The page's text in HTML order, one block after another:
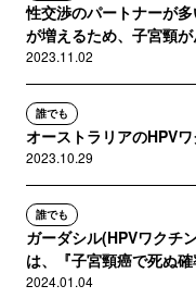
性交渉のパートナーが
が増えるため、子宮頸
2023.11.02
誰でも
オーストラリアのHPV
2023.10.29
誰でも
ガーダシル(HPVワクチ
は、『子宮頸癌で死ぬ
2024.01.04